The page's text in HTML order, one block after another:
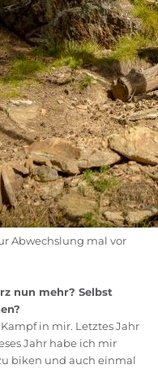
Abwechslung mal vor
nun mehr? Selbst
in mir. Letztes Jahr
Jahr habe ich mir
biken und auch einmal